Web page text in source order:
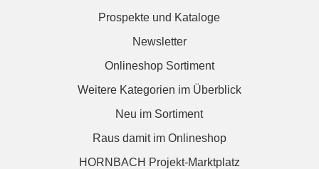
Prospekte und Kataloge
Newsletter
Onlineshop Sortiment
Weitere Kategorien im Überblick
Neu im Sortiment
Raus damit im Onlineshop
HORNBACH Projekt-Marktplatz